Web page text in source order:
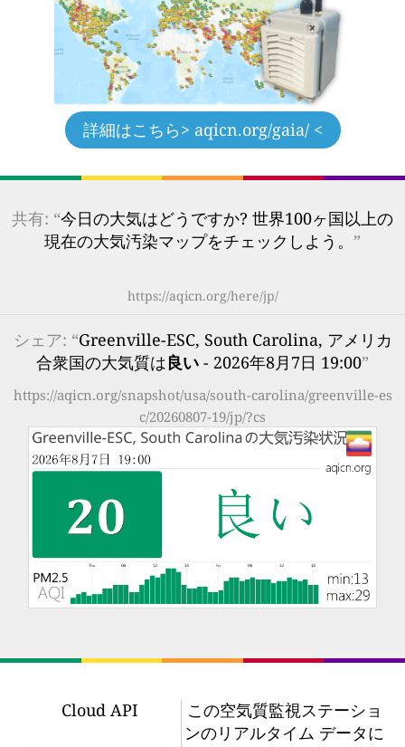
詳細はこちら> aqicn.org/gaia/ <
共有: “今日の大気はどうですか? 世界100ヶ国以上の
現在の大気汚染マップをチェックしよう。 ”
https://aqicn.org/here/jp/
シェア: “Greenville-ESC, South Carolina, アメリカ
合衆国の大気質は良い - 2026年8月7日 19:00”
https://aqicn.org/snapshot/usa/south-carolina/greenville-es
c/20260807-19/jp/?cs
Cloud API
この空気質監視ステーショ
ンのリアルタイム データに